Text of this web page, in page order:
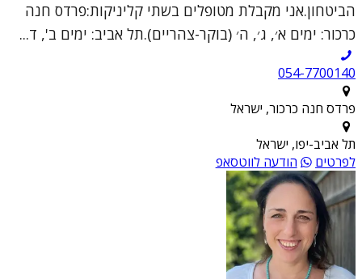
הביטחון.אני מקבלת מטופלים בשתי קליניקות:פרדס חנה
כרכור: ימים א׳, ג׳, ה׳ (בוקר-צהריים).תל אביב: ימים ב', ד...
054-7700140
פרדס חנה כרכור, ישראל
תל אביב-יפו, ישראל
לפרטים
הודעה לווטסאפ